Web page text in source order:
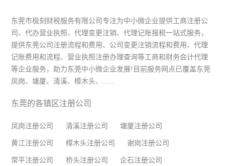
东莞市极刻财税服务有限公司专注为中小微企业提供工商注册公
司、代办营业执照、代理变更注销、代理记账报税一站式服务，
提供东莞公司注册流程和费用、公司变更注销流程和费用、代理
记账费用和流程、营业执照注册办理查询等工商和财务会计代理
等企业服务，助力东莞中小微企业发展!目前服务网点已覆盖东莞
凤岗、塘厦、清溪、樟木头、......
东莞的各镇区注册公司
凤岗注册公司 清溪注册公司 塘厦注册公司
黄江注册公司 樟木头注册公司 谢岗注册公司
常平注册公司 桥头注册公司 企石注册公司